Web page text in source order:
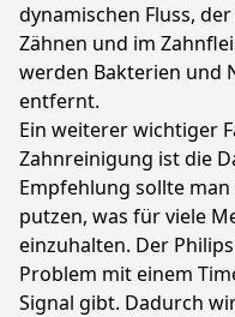
dynamischen Fluss,
Zähnen und im
werden Bakterien und
entfernt.
Ein weiterer wichtiger
Zahnreinigung ist die
Empfehlung sollte
putzen, was für viele
einzuhalten. Der
Problem mit einem
Signal gibt. Dadurch